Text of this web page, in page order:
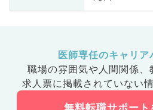
医師専任のキャリア
職場の雰囲気や人間関係、
求人票に掲載されていない
無料転職サポート